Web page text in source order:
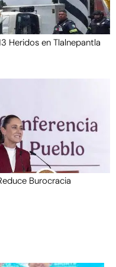
Heridos en Tlalnepantla
Burocracia